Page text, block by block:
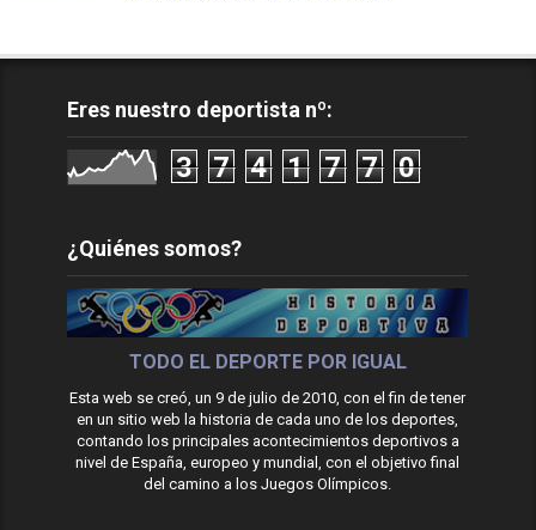
Eres nuestro deportista nº:
3 7 4 1 7 7 0
¿Quiénes somos?
TODO EL DEPORTE POR IGUAL
Esta web se creó, un 9 de julio de 2010, con el fin de tener
en un sitio web la historia de cada uno de los deportes,
contando los principales acontecimientos deportivos a
nivel de España, europeo y mundial, con el objetivo final
del camino a los Juegos Olímpicos.